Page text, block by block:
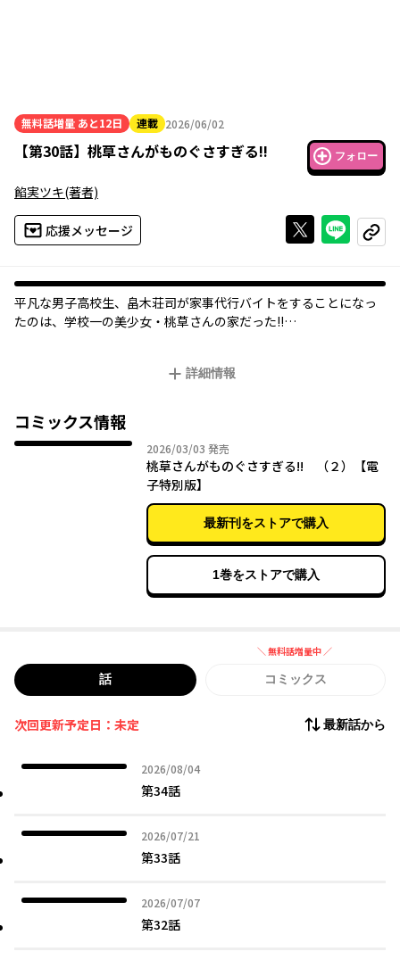
無料話増量 あと12日 連載 2026/06/02
2026年06月02日
【第30話】 桃草さんがものぐさすぎる!! フォロー
餡実ツキ(著者)
応援メッセージ Xで投稿する
ライン
コピー
平凡な男子高校生、畠木荘司が家事代行バイトをすることになっ
たのは、学校一の美少女・桃草さんの家だった!!
なぜか懐かれてしまった畠木は、無防備に近距離で甘えてくる桃
チャ家事代行ラブコメ!! ★この作品の今後のために、ぜひフォロ
ー・お気に入り登録して応援して下さい！
詳細情報
コミックス情報
2026/03/03 2026年03月03日
発売
桃草さんがものぐさすぎる!! （２）【電
子特別版】
最新刊をストアで購入
1巻をストアで購入
＼ 無料話増量中 ／
話 無料話増量中
コミックス
次回更新予定日：未定 最新話から
2026/08/04
2026年08月04日
第34話
2026/07/21
2026年07月21日
第33話
2026/07/07
2026年07月07日
第32話